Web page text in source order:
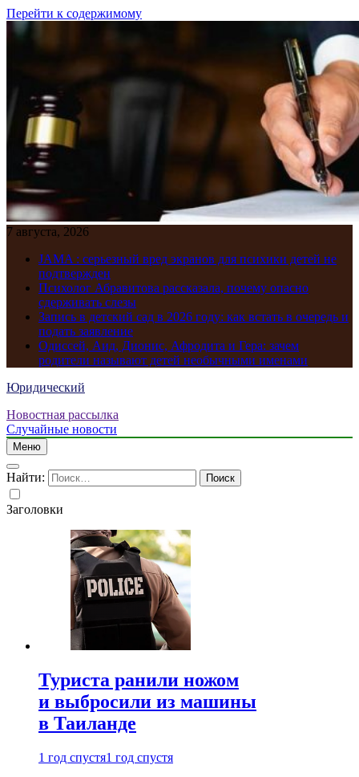
Перейти к содержимому
7 августа, 2026
JAMA : серьезный вред экранов для психики детей не
подтвержден
Психолог Абравитова рассказала, почему опасно
сдерживать слезы
Запись в детский сад в 2026 году: как встать в очередь и
подать заявление
Одиссей, Аид, Дионис, Афродита и Гера: зачем
родители называют детей необычными именами
Юридический
Новостная рассылка
Случайные новости
Меню
Найти:
Заголовки
Туриста ранили ножом
и выбросили из машины
в Таиланде
1 год спустя1 год спустя